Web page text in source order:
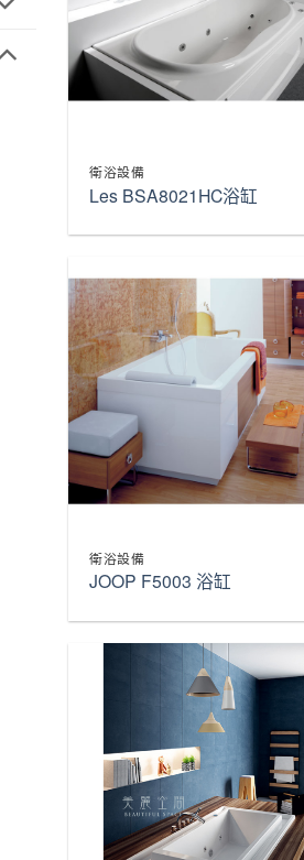
衛浴設備
Les BSA8021HC浴缸
衛浴設備
JOOP F5003 浴缸